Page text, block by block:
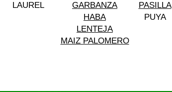
LAUREL GARBANZA PASILLA
HABA PUYA
LENTEJA
MAIZ PALOMERO